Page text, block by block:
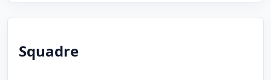
Squadre